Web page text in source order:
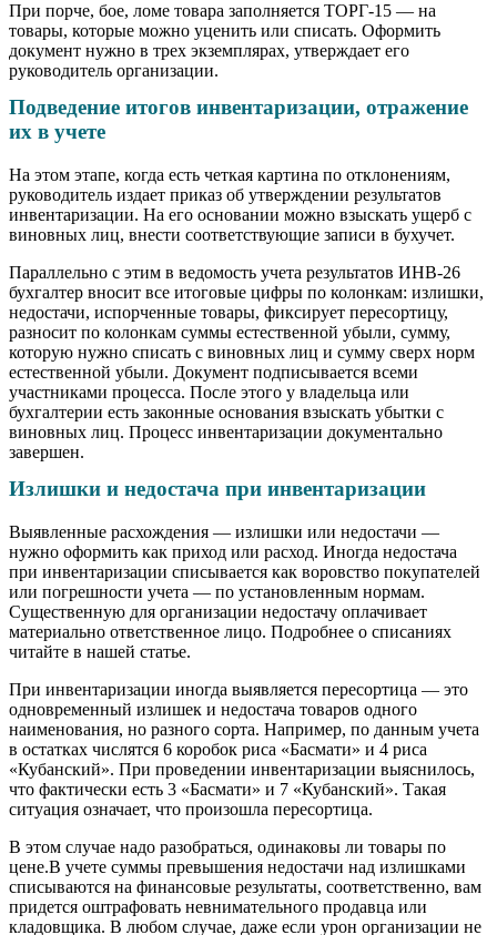
При порче, бое, ломе товара заполняется ТОРГ-15 — на
товары, которые можно уценить или списать. Оформить
документ нужно в трех экземплярах, утверждает его
руководитель организации.
Подведение итогов инвентаризации, отражение
их в учете
На этом этапе, когда есть четкая картина по отклонениям,
руководитель издает приказ об утверждении результатов
инвентаризации. На его основании можно взыскать ущерб с
виновных лиц, внести соответствующие записи в бухучет.
Параллельно с этим в ведомость учета результатов ИНВ-26
бухгалтер вносит все итоговые цифры по колонкам: излишки,
недостачи, испорченные товары, фиксирует пересортицу,
разносит по колонкам суммы естественной убыли, сумму,
которую нужно списать с виновных лиц и сумму сверх норм
естественной убыли. Документ подписывается всеми
участниками процесса. После этого у владельца или
бухгалтерии есть законные основания взыскать убытки с
виновных лиц. Процесс инвентаризации документально
завершен.
Излишки и недостача при инвентаризации
Выявленные расхождения — излишки или недостачи —
нужно оформить как приход или расход. Иногда недостача
при инвентаризации списывается как воровство покупателей
или погрешности учета — по установленным нормам.
Существенную для организации недостачу оплачивает
материально ответственное лицо. Подробнее о списаниях
читайте в нашей статье.
При инвентаризации иногда выявляется пересортица — это
одновременный излишек и недостача товаров одного
наименования, но разного сорта. Например, по данным учета
в остатках числятся 6 коробок риса «Басмати» и 4 риса
«Кубанский». При проведении инвентаризации выяснилось,
что фактически есть 3 «Басмати» и 7 «Кубанский». Такая
ситуация означает, что произошла пересортица.
В этом случае надо разобраться, одинаковы ли товары по
цене.В учете суммы превышения недостачи над излишками
списываются на финансовые результаты, соответственно, вам
придется оштрафовать невнимательного продавца или
кладовщика. В любом случае, даже если урон организации не